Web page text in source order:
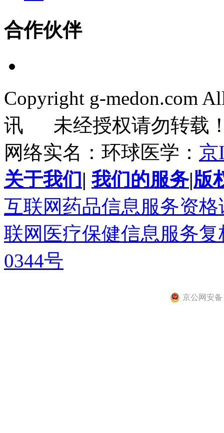
合作伙伴
Copyright g-medon.com
讯 未经授权请勿转载
网络实名：环球医学： 京
关于我们 | 我们的服务|版
互联网药品信息服务资
联网医疗保健信息服务
0344号
京公网安备